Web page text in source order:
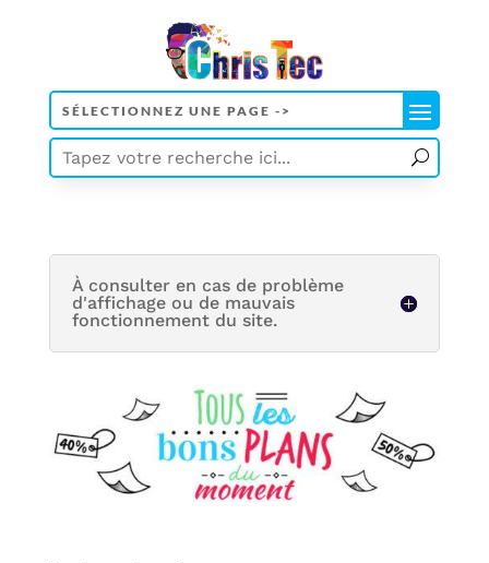
À consulter en cas de problème
d'affichage ou de mauvais
fonctionnement du site.